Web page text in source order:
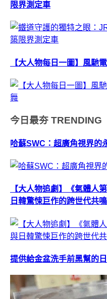
限界測定車
【大人物每日一圖】風馳
今日最夯 TRENDING
哈蘇SWC：超廣角視界的
【大人物追劇】《氣體人
日韓驚悚巨作的跨世代共
提供給金盆洗手前黑幫的